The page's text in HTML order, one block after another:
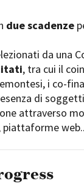
due scadenze
da una
, tra cui il
i co-
di
attraverso
piattaforme